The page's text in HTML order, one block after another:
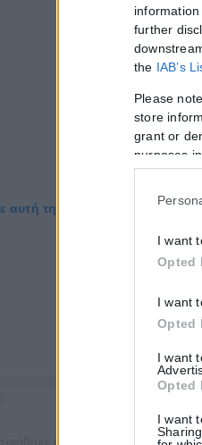
further
the IAB’s
Please
store
grant or
purposes
I want
Opted
I want
Opted
I want
Opted
I want
αυτή τη δημοσίευση στο
από το χρήστη